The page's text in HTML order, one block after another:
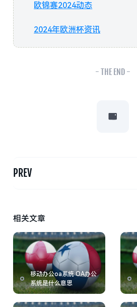
欧锦赛2024动态
2024年欧洲杯资讯
- THE END -
PREV
相关文章
移动办公oa系统 OA办公
系统是什么意思